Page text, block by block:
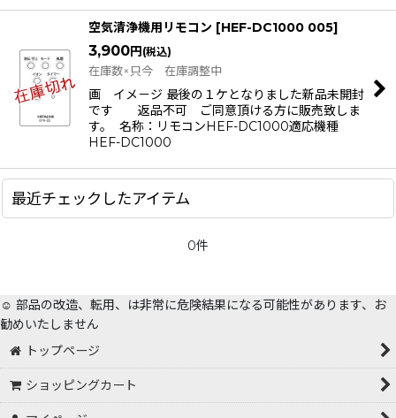
絞り込む
空気清浄機用リモコン [HEF-DC1000 005]
3,900円 (税込)
在庫数×只今 在庫調整中
画 イメ－ジ 最後の１ケとなりました新品未開封
です 返品不可 ご同意頂ける方に販売致しま
す。 名称：リモコンHEF-DC1000適応機種
HEF-DC1000
最近チェックしたアイテム
0件
☺️ 部品の改造、転用、は非常に危険結果になる可能性があります、お
勧めいたしません
トップページ
ショッピングカート